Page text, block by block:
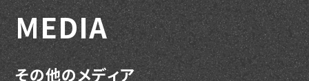
MEDIA
その他のメディア